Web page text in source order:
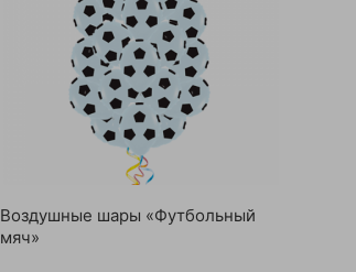
Воздушные шары «Футбольный
мяч»